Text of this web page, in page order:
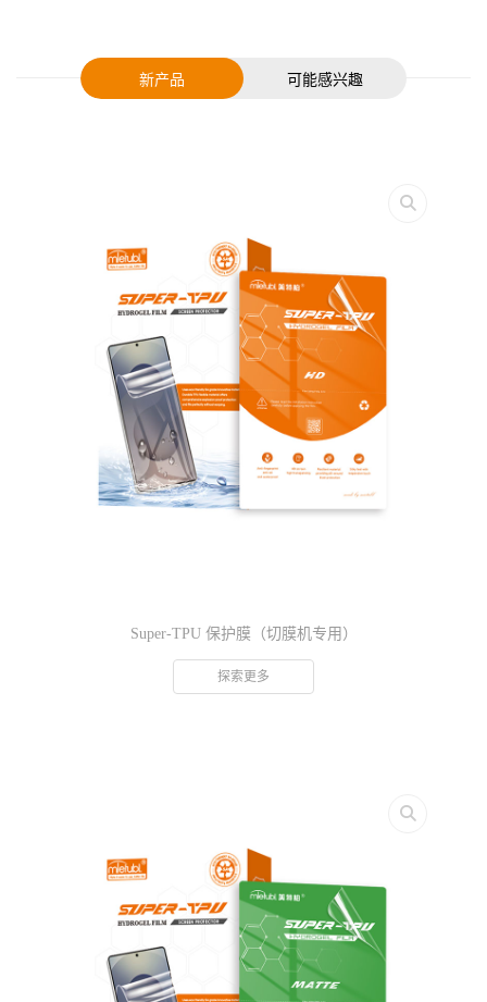
新产品 可能感兴趣
Super-TPU 保护膜（切膜机专用）
探索更多